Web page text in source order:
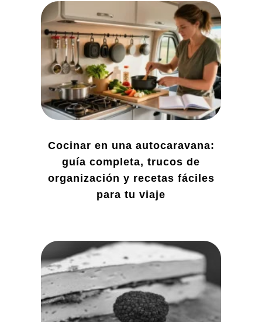
Cocinar en una autocaravana:
guía completa, trucos de
organización y recetas fáciles
para tu viaje